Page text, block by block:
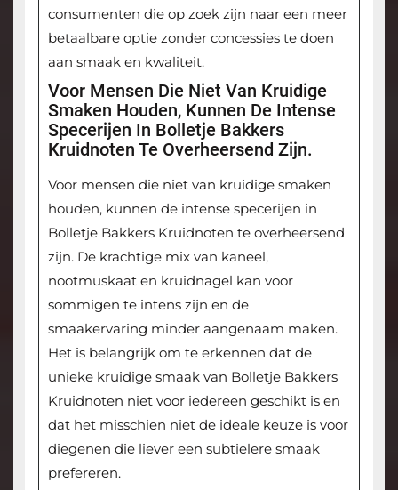
consumenten die op zoek zijn naar een meer
betaalbare optie zonder concessies te doen
aan smaak en kwaliteit.
Voor Mensen Die Niet Van Kruidige
Smaken Houden, Kunnen De Intense
Specerijen In Bolletje Bakkers
Kruidnoten Te Overheersend Zijn.
Voor mensen die niet van kruidige smaken
houden, kunnen de intense specerijen in
Bolletje Bakkers Kruidnoten te overheersend
zijn. De krachtige mix van kaneel,
nootmuskaat en kruidnagel kan voor
sommigen te intens zijn en de
smaakervaring minder aangenaam maken.
Het is belangrijk om te erkennen dat de
unieke kruidige smaak van Bolletje Bakkers
Kruidnoten niet voor iedereen geschikt is en
dat het misschien niet de ideale keuze is voor
diegenen die liever een subtielere smaak
prefereren.